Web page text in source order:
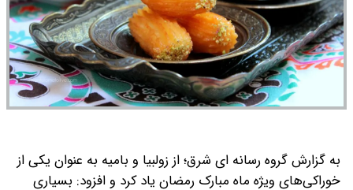
به گزارش گروه رسانه ای شرق؛ از زولبیا و بامیه به عنوان یکی از
خوراکی‌های ویژه ماه مبارک رمضان یاد کرد و افزود: بسیاری